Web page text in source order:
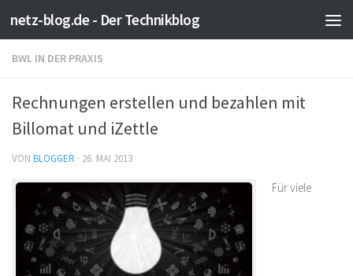
Zum Inhalt springen
netz-blog.de - Der Technikblog
BWL IN DER PRAXIS
Rechnungen erstellen und bezahlen mit
Billomat und iZettle
VON BLOGGER · 26. MAI 2013
Für viele